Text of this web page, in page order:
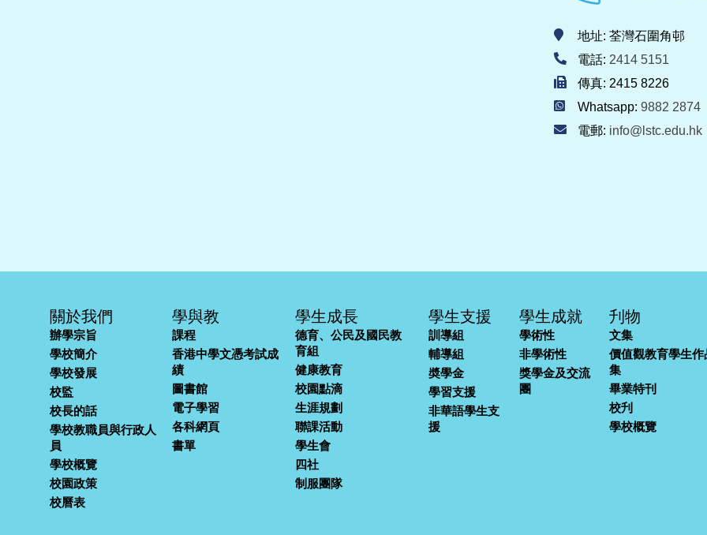
地址: 荃灣石圍角邨
電話: 2414 5151
傳真: 2415 8226
Whatsapp: 9882 2874
電郵: info@lstc.edu.hk
關於我們
辦學宗旨
學校簡介
學校發展
校監
校長的話
學校教職員與行政人
員
學校概覽
校園政策
校曆表
學與教
課程
香港中學文憑考試成
績
圖書館
電子學習
各科網頁
書單
學生成長
德育、公民及國民教
育組
健康教育
校園點滴
生涯規劃
聯課活動
學生會
四社
制服團隊
學生支援
訓導組
輔導組
奬學金
學習支援
非華語學生支
援
學生成就
學術性
非學術性
獎學金及交流
團
刋物
文集
價值觀教育學生作
集
畢業特刊
校刋
學校概覽